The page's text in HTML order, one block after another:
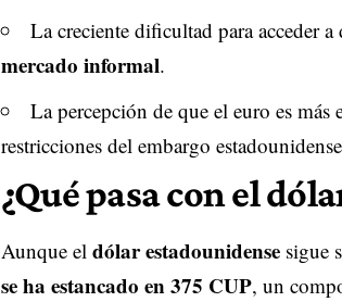
La creciente dificultad para acceder
mercado informal.
La percepción de que el euro es más
restricciones del embargo
¿Qué pasa con el
Aunque el dólar estadounidensesigue
se ha estancado en 375 CUP, un